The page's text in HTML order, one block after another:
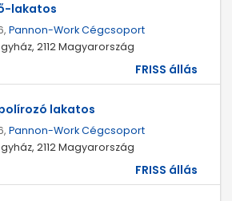
lakatos
Pannon-Work Cégcsoport
2112 Magyarország
FRISS állás
lakatos
Pannon-Work Cégcsoport
2112 Magyarország
FRISS állás